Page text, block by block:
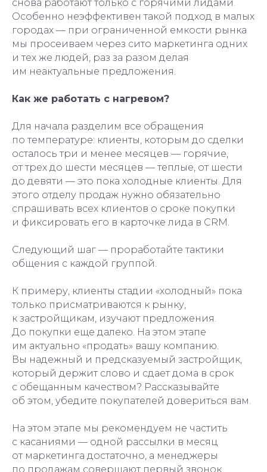
снова работают только с горячими лидами.
Особенно неэффективен такой подход в малых
городах — при ограниченной емкости рынка
мы просеиваем через сито маркетинга одних
и тех же людей, раз за разом делая
им неактуальные предложения.
Как же работать с нагревом?
Для начала разделим все обращения
по температуре: клиенты, которым до сделки
осталось три и менее месяцев — горячие,
от трех до шести месяцев — теплые, от шести
до девяти — это пока холодные клиенты. Для
этого отделу продаж нужно обязательно
спрашивать всех клиентов о сроке покупки
и фиксировать его в карточке лида в CRM.
Следующий шаг — проработайте тактики
общения с каждой группой.
К примеру, клиенты стадии «холодный» пока
только присматриваются к рынку,
к застройщикам, изучают предложения.
До покупки еще далеко. На этом этапе
им актуально «продать» вашу компанию.
Вы надежный и предсказуемый застройщик,
который держит слово и сдает дома в срок
с обещанным качеством? Рассказывайте
об этом, убедите покупателей довериться вам.
На этом этапе мы рекомендуем не частить
с касаниями — одной рассылки в месяц
от маркетинга достаточно, а менеджеры
по продажам совершают первый звонок